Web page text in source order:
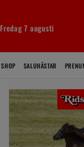
Fredag 7 augusti
SHOP SALUHÄSTAR